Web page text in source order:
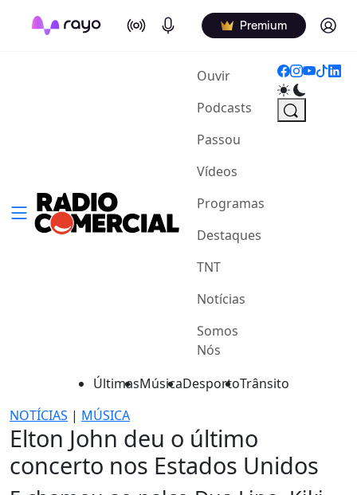
On Air Podcasts Premium Log in
Ouvir(current)
Podcasts
Passou
Vídeos
Programas
Destaques
TNT
Notícias
Somos
Nós
ÚltimasMúsicaDesportoTrânsito
NOTÍCIAS | MÚSICA
Elton John deu o último
concerto nos Estados Unidos